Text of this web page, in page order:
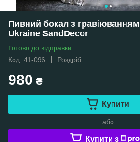
Пивний бокал з
Ukraine SandDecor
Готово до відправки
Код: 41-096
Роздріб
980 ₴
Купити
або
Купити з